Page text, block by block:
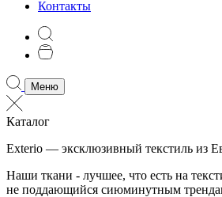
Контакты
Меню
Каталог
Exterio — эксклюзивный текстиль из
Наши ткани - лучшее, что есть на
не поддающийся сиюминутным